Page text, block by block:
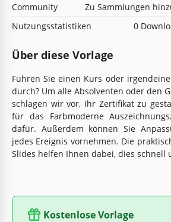
Community
Zu Sammlungen
Nutzungsstatistiken
0
Über diese Vorlage
Führen Sie einen Kurs oder
durch? Um alle Absolventen oder den
schlagen wir vor, Ihr Zertifikat zu
für das Farbmoderne
dafür. Außerdem können Sie
jedes Ereignis vornehmen. Die
Slides helfen Ihnen dabei, dies schnell
Kostenlose Vorlage